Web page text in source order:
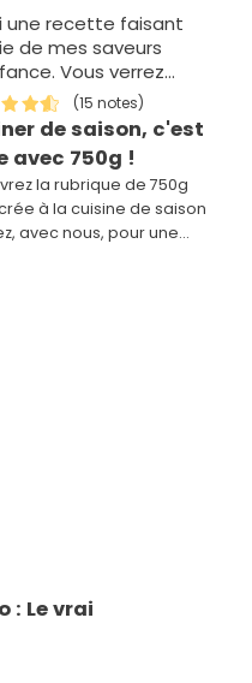
une recette faisant
de mes saveurs
Vous verrez
de simples petits
il est possible de
un grand plat
(15 notes)
de saison, c'est
avec 750g !
la rubrique de 750g
à la cuisine de saison
avec nous, pour une
: Le vrai